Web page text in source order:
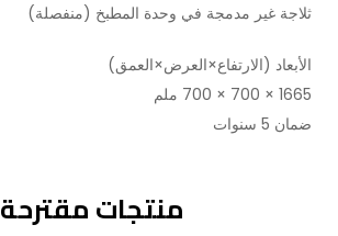
ثلاجة غير مدمجة في وحدة المطبخ (منفصلة)
الأبعاد (الارتفاع×العرض×العمق)
1665 × 700 × 700 ملم
ضمان 5 سنوات
منتجات مقترحة